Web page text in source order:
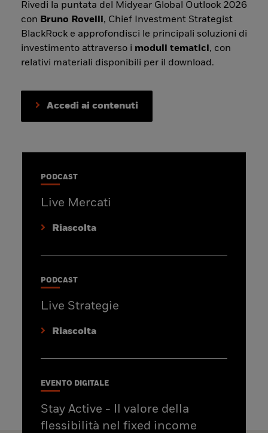
Rivedi la puntata del Midyear Global Outlook 2026
con Bruno Rovelli, Chief Investment Strategist
BlackRock e approfondisci le principali soluzioni di
investimento attraverso i moduli tematici, con
relativi materiali disponibili per il download.
Accedi ai contenuti
PODCAST
Live Mercati
Riascolta
PODCAST
Live Strategie
Riascolta
EVENTO DIGITALE
Stay Active - Il valore della
flessibilità nel fixed income